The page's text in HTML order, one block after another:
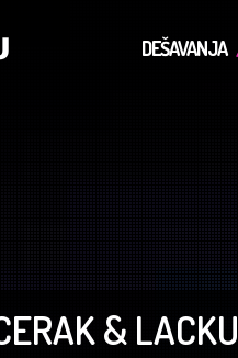
DEŠAVANJA
& LACKU